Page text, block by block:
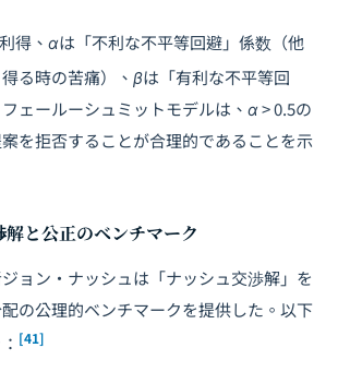
得、 αは「不利な不平等回避」係数（他
る時の苦痛）、 βは「有利な不平等回
ェールーシュミットモデルは、 α> 0.5の
を拒否することが合理的であることを示
と公正のベンチマーク
ョン・ナッシュは「ナッシュ交渉解」を
の公理的ベンチマークを提供した。以下
[41]